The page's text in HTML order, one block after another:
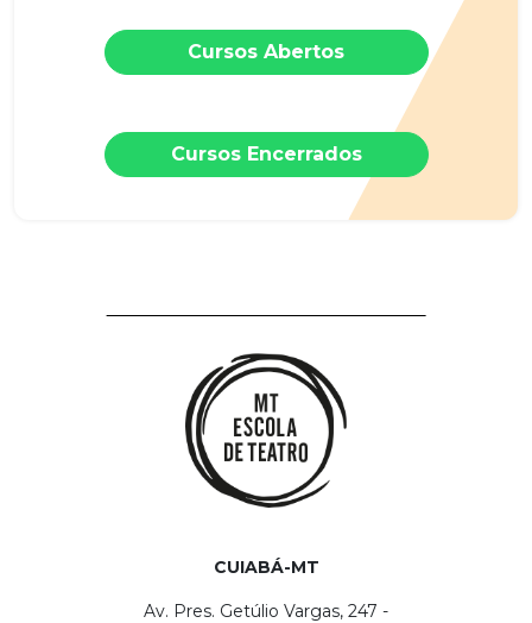
Cursos Abertos
Cursos Encerrados
CUIABÁ-MT
Av. Pres. Getúlio Vargas, 247 -